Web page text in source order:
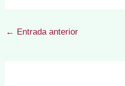
← Entrada anterior